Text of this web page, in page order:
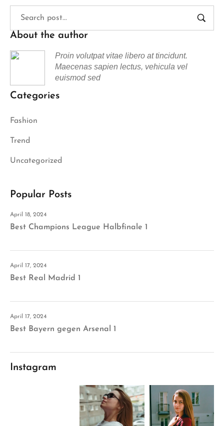
About the author
Proin volutpat vitae libero at tincidunt.
Maecenas sapien lectus, vehicula vel
euismod sed
Categories
Fashion
Trend
Uncategorized
Popular Posts
April 18, 2024
Best Champions League Halbfinale 1
April 17, 2024
Best Real Madrid 1
April 17, 2024
Best Bayern gegen Arsenal 1
Instagram